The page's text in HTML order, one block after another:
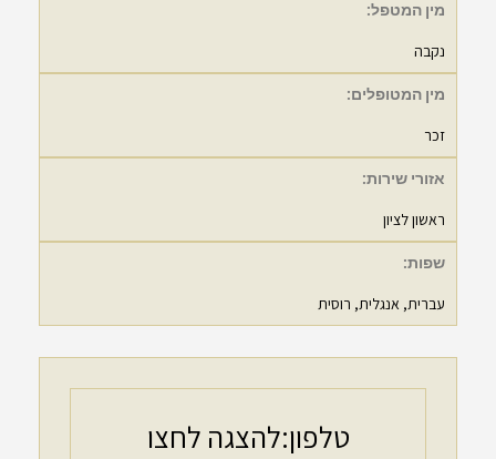
מין המטפל:
נקבה
מין המטופלים:
זכר
אזורי שירות:
ראשון לציון
שפות:
עברית, אנגלית, רוסית
טלפון:להצגה לחצו